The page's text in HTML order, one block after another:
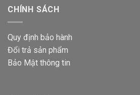
CHÍNH SÁCH
Quy định bảo hành
Đổi trả sản phẩm
Bảo Mật thông tin